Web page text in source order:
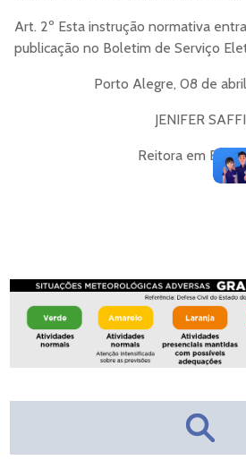
Art. 2º Esta instrução normativa
publicação no Boletim de Serviço
Porto Alegre, 08 de
JENIFER SAFFI
Reitora em